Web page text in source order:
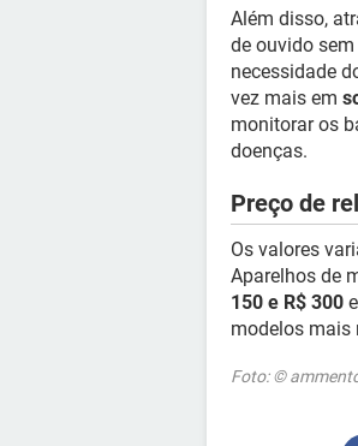
Além disso,
de ouvido
necessidade
vez mais em
monitorar os
doenças.
Preço de
Os valores
Aparelhos de
150 e R$ 300
modelos mais
Foto: ©